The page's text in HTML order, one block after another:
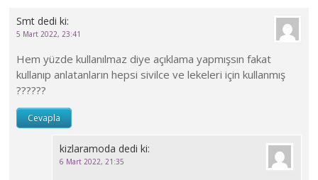
Smt dedi ki:
5 Mart 2022, 23:41
Hem yüzde kullanılmaz diye açıklama yapmışsın fakat
kullanıp anlatanların hepsi sivilce ve lekeleri için kullanmış
??????
Cevapla
kizlaramoda dedi ki:
6 Mart 2022, 21:35